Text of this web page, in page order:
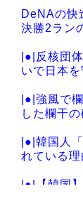
DeNAの快
決勝2ラン
|●|反核団
いで日本
|●|強風で
した欄干
|●|韓国人
れている
|●|【韓国